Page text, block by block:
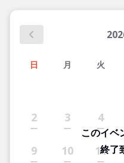
日 月 火
2 3 4
9 10 11
このイベ
終了